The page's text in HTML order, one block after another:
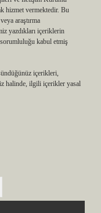
hizmet vermektedir. Bu
araştırma
yazdıkları içeriklerin
kabul etmiş
içerikleri,
halinde, ilgili içerikler yasal